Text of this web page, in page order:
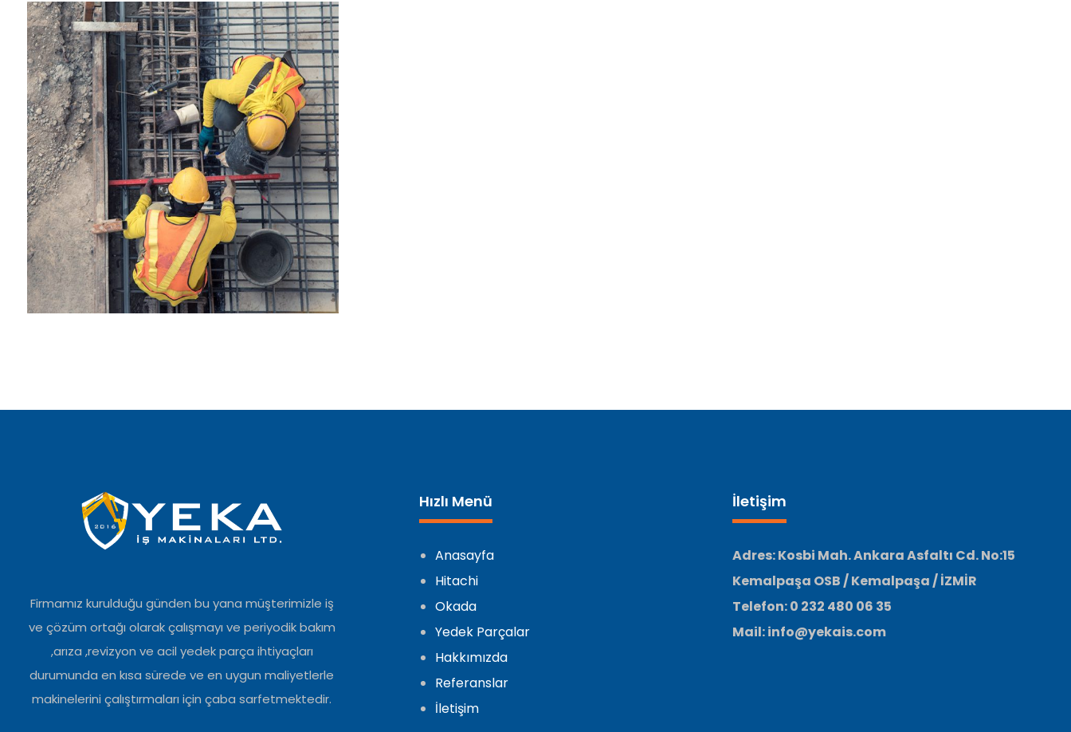
10 Haziran 2017
Firmamız kurulduğu günden bu yana müşterimizle iş
ve çözüm ortağı olarak çalışmayı ve periyodik bakım
,arıza ,revizyon ve acil yedek parça ihtiyaçları
durumunda en kısa sürede ve en uygun maliyetlerle
makinelerini çalıştırmaları için çaba sarfetmektedir.
Hızlı Menü
Anasayfa
Hitachi
Okada
Yedek Parçalar
Hakkımızda
Referanslar
İletişim
İletişim
Adres: Kosbi Mah. Ankara Asfaltı Cd. No:15
Kemalpaşa OSB / Kemalpaşa / İZMİR
Telefon: 0 232 480 06 35
Mail: info@yekais.com